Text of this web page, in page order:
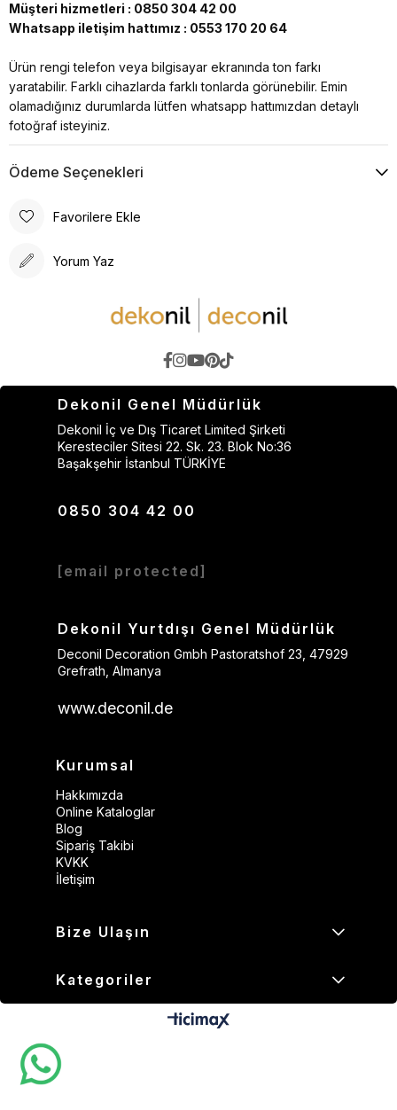
Müşteri hizmetleri : 0850 304 42 00
Whatsapp iletişim hattımız : 0553 170 20 64
Ürün rengi telefon veya bilgisayar ekranında ton farkı
yaratabilir. Farklı cihazlarda farklı tonlarda görünebilir. Emin
olamadığınız durumlarda lütfen whatsapp hattımızdan detaylı
fotoğraf isteyiniz.
Ödeme Seçenekleri
Favorilere Ekle
Yorum Yaz
Dekonil Genel Müdürlük
Dekonil İç ve Dış Ticaret Limited Şirketi
Keresteciler Sitesi 22. Sk. 23. Blok No:36
Başakşehir İstanbul TÜRKİYE
0850 304 42 00
[email protected]
Dekonil Yurtdışı Genel Müdürlük
Deconil Decoration Gmbh Pastoratshof 23, 47929
Grefrath, Almanya
www.deconil.de
Kurumsal
Hakkımızda
Online Kataloglar
Blog
Sipariş Takibi
KVKK
İletişim
Bize Ulaşın
Kategoriler